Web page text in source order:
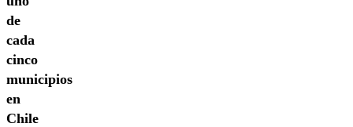
de
cada
cinco
municipios
en
Chile